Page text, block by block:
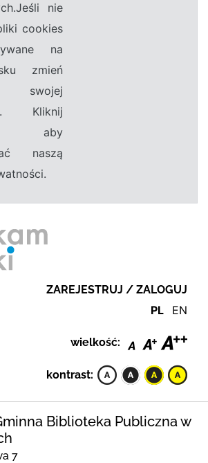
nie
cookies
na
zmień
swojej
Kliknij
aby
naszą
ZAREJESTRUJ / ZALOGUJ
PL EN
wielkość:
kontrast:
Biblioteka Publiczna w
7